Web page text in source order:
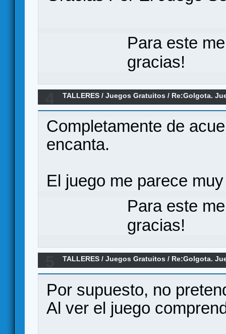
Para este
gracias!
TALLERES /Juegos Gratuitos/ Re:Golgota.
Completamente de
encanta.
El juego me parece
Para este
gracias!
TALLERES /Juegos Gratuitos/ Re:Golgota.
Por supuesto, no
Al ver el juego